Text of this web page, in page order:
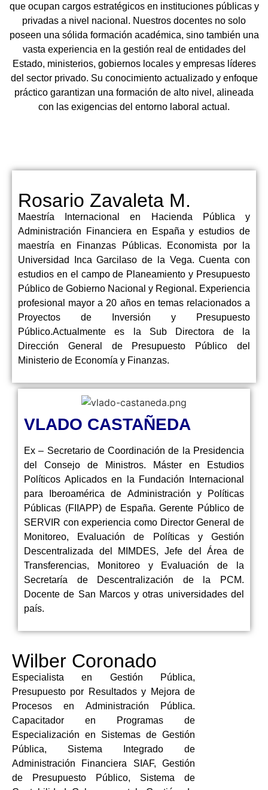
que ocupan cargos estratégicos en instituciones públicas y
privadas a nivel nacional. Nuestros docentes no solo
poseen una sólida formación académica, sino también una
vasta experiencia en la gestión real de entidades del
Estado, ministerios, gobiernos locales y empresas líderes
del sector privado. Su conocimiento actualizado y enfoque
práctico garantizan una formación de alto nivel, alineada
con las exigencias del entorno laboral actual.
Rosario Zavaleta M.
Maestría Internacional en Hacienda Pública y
Administración Financiera en España y estudios de
maestría en Finanzas Públicas. Economista por la
Universidad Inca Garcilaso de la Vega. Cuenta con
estudios en el campo de Planeamiento y Presupuesto
Público de Gobierno Nacional y Regional. Experiencia
profesional mayor a 20 años en temas relacionados a
Proyectos de Inversión y Presupuesto
Público.Actualmente es la Sub Directora de la
Dirección General de Presupuesto Público del
Ministerio de Economía y Finanzas.
VLADO CASTAÑEDA
Ex – Secretario de Coordinación de la Presidencia
del Consejo de Ministros. Máster en Estudios
Políticos Aplicados en la Fundación Internacional
para Iberoamérica de Administración y Políticas
Públicas (FIIAPP) de España. Gerente Público de
SERVIR con experiencia como Director General de
Monitoreo, Evaluación de Políticas y Gestión
Descentralizada del MIMDES, Jefe del Área de
Transferencias, Monitoreo y Evaluación de la
Secretaría de Descentralización de la PCM.
Docente de San Marcos y otras universidades del
país.
Wilber Coronado
Especialista en Gestión Pública,
Presupuesto por Resultados y Mejora de
Procesos en Administración Pública.
Capacitador en Programas de
Especialización en Sistemas de Gestión
Pública, Sistema Integrado de
Administración Financiera SIAF, Gestión
de Presupuesto Público, Sistema de